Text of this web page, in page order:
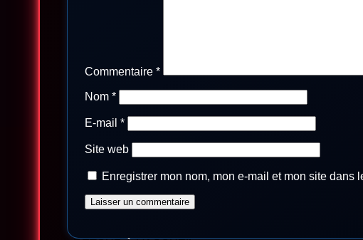
Commentaire *
Nom *
E-mail *
Site web
Enregistrer mon nom, mon e-mail et mon site dans